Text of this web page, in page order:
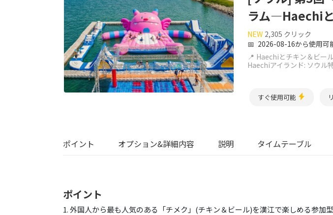
ラム―Haechi
NEW 2,305 クリック
📅 2026-08-16から使用可
📍 Haechiとチキン＆ビー
Haechiアイランド: ソウル
すぐ使用可能
ポイント オプション&詳細内容 説明 タイムテーブル
ポイント
1. 外国人から最も人気のある「チメク」(チキン＆ビール)を漢江で楽しめる参加